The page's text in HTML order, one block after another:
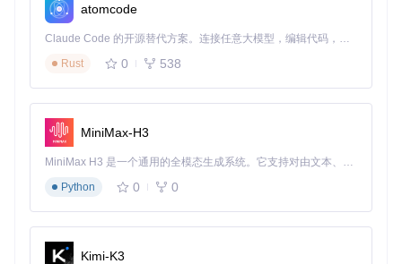
避坑指南 ：GitHub API对未认证请求限制为每小时60次，认证
后提升至5000次。建议实现请求缓存机制，避免重复获取相同
随着云原生架构的普及，工具API已成为连接不同云服务的纽
带。从存储服务到计算资源，从认证授权到监控告警，云服务
API正在构建一个无缝衔接的分布式计算环境。
实战案例：AWS S3 + CloudFront CDN
现全球范围内的资源快速访问。
atomcode
Claude Code 的开源替代方案。连接任意大模型，编辑代码，运行命令，自动验证 — 全自动执行。用 Rust 构建，极致性能。 ｜ An open-source alternative to Claude Code. Connect any LLM, edit code, run commands, and verify changes — autonomously. Built in Rust for speed. Get Started
Rust
0 538
MiniMax-H3
MiniMax H3 是一个通用的全模态生成系统。它支持对由文本、图像、视频和音频组成的多模态上下文进行统一理解，并能生成分辨率高达 2K、时长可达 15 秒的带原生立体声音频的视频。得益于面向任务泛化的系统设计，H3 在预训练阶段就已具备广泛的多模态上下文理解与生成能力，能够出色地执行复杂的多模态指令。
Python
0 0
Kimi-K3